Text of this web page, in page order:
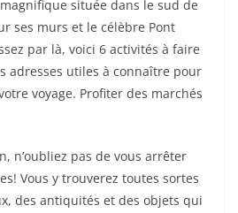
située dans le sud de
ses murs et le célèbre Pont
par là, voici 6 activités à faire
adresses utiles à connaître pour
voyage. Profiter des marchés
n’oubliez pas de vous arrêter
Vous y trouverez toutes sortes
des antiquités et des objets qui